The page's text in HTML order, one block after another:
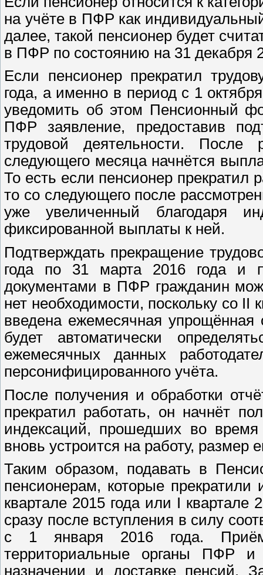
на учёте в ПФР как
далее, такой пенсионер будет
в ПФР по состоянию на 31 декабря
Если пенсионер прекратил
года, а именно в период с 1
уведомить об этом Пенсионный
ПФР заявление, предоставив
трудовой деятельности. После
следующего месяца начнётся
То есть если пенсионер прекратил
то со следующего после
уже увеличенный благодаря
фиксированной выплаты к ней.
Подтверждать прекращение
года по 31 марта 2016 года и
документами в ПФР гражданин
нет необходимости, поскольку со II
введена ежемесячная упрощённая
будет автоматически
ежемесячных данных
персонифицированного учёта.
После получения и обработки
прекратил работать, он начнёт
индексаций, прошедших во
вновь устроится на работу, размер
Таким образом, подавать в
пенсионерам, которые прекратили
квартале 2015 года или I квартале
сразу после вступления в силу
с 1 января 2016 года. Приём
территориальные органы ПФР
назначении и доставке пенсий.